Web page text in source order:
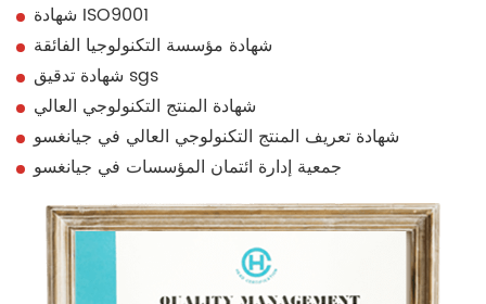
شهادة ISO9001
شهادة مؤسسة التكنولوجيا الفائقة
شهادة تدقيق sgs
شهادة المنتج التكنولوجي العالي
شهادة تعريف المنتج التكنولوجي العالي في جيانغسو
جمعية إدارة ائتمان المؤسسات في جيانغسو